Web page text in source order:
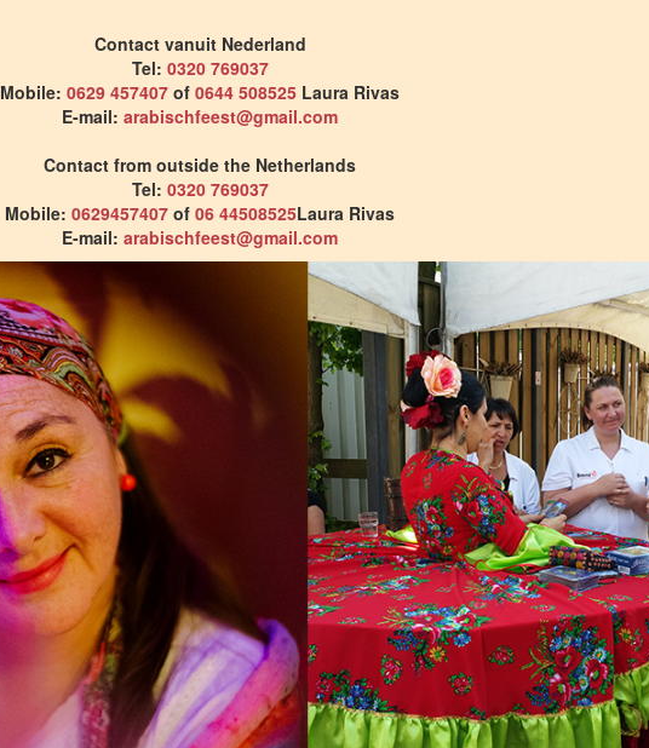
Contact vanuit Nederland
Tel: 0320 769037
Mobile: 0629 457407 of 0644 508525 Laura Rivas
E-mail: arabischfeest@gmail.com
Contact from outside the Netherlands
Tel: 0320 769037
Mobile: 0629457407 of 06 44508525Laura Rivas
E-mail: arabischfeest@gmail.com